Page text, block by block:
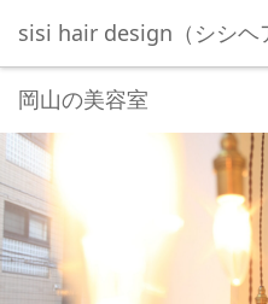
sisi hair design（シシヘ
岡山の美容室